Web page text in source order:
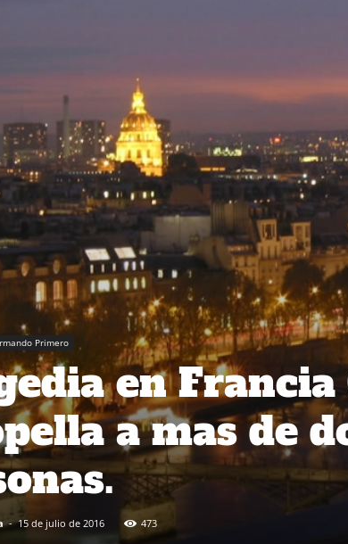
Primero
en Francia
a mas de
- 15 de julio de 2016 473